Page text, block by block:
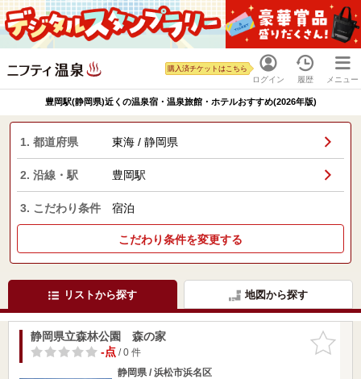
ログイン
購入済チケットはこちら
履歴 メニュー
豊岡駅(静岡県)近くの温泉宿・温泉旅館・ホテルおすすめ(2026年版)
1. 都道府県 東海 / 静岡県
2. 沿線・駅 豊岡駅
3. こだわり条件 宿泊
こだわり条件を変更する
リストから探す 地図から探す
お気に入
りに追加
静岡県立森林公園 森の家
-点/ 0 件
静岡県 / 浜松市浜名区